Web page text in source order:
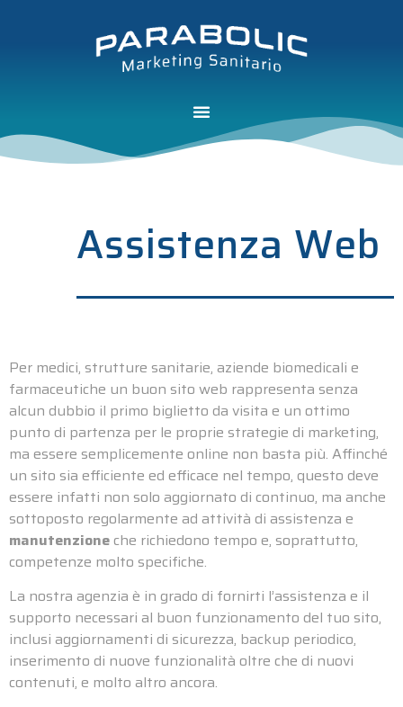
Assistenza Web
Per medici, strutture sanitarie, aziende biomedicali e
farmaceutiche un buon sito web rappresenta senza
alcun dubbio il primo biglietto da visita e un ottimo
punto di partenza per le proprie strategie di marketing,
ma essere semplicemente online non basta più. Affinché
un sito sia efficiente ed efficace nel tempo, questo deve
essere infatti non solo aggiornato di continuo, ma anche
sottoposto regolarmente ad attività di assistenza e
manutenzioneche richiedono tempo e, soprattutto,
competenze molto specifiche.
La nostra agenzia è in grado di fornirti l’assistenza e il
supporto necessari al buon funzionamento del tuo sito,
inclusi aggiornamenti di sicurezza, backup periodico,
inserimento di nuove funzionalità oltre che di nuovi
contenuti, e molto altro ancora.